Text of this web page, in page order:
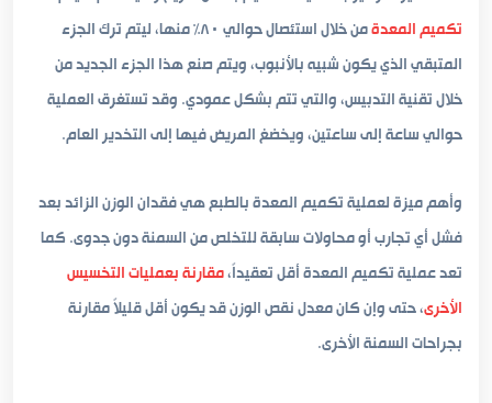
تكميم المعدة
من خلال استئصال حوالي ٨٠٪ منها، ليتم ترك الجزء
المتبقي الذي يكون شبيه بالأنبوب، ويتم صنع هذا الجزء الجديد من
خلال تقنية التدبيس، والتي تتم بشكل عمودي. وقد تستغرق العملية
حوالي ساعة إلى ساعتين، ويخضغ المريض فيها إلى التخدير العام.
وأهم ميزة لعملية تكميم المعدة بالطبع هي فقدان الوزن الزائد بعد
فشل أي تجارب أو محاولات سابقة للتخلص من السمنة دون جدوى. كما
تعد عملية تكميم المعدة أقل تعقيداً،مقارنة بعمليات التخسيس
الأخرى، حتى وإن كان معدل نقص الوزن قد يكون أقل قليلاً مقارنة
بجراحات السمنة الأخرى.